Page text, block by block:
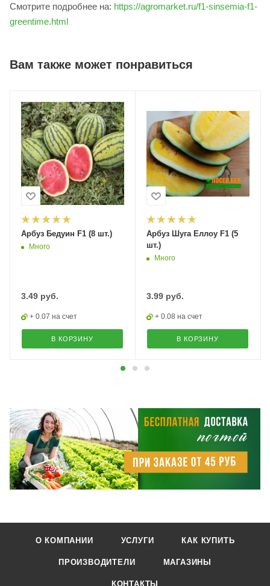
Смотрите подробнее на: https://agromarket.ru/f1-sinsemia-f1-
greentime.html
Вам также может понравиться
Арбуз Бедуин F1 (8 шт.)
Много
3.49 руб.
+ 0.07 на счет
В КОРЗИНУ
Арбуз Шуга Еллоу F1 (5
шт.)
Много
3.99 руб.
+ 0.08 на счет
В КОРЗИНУ
О КОМПАНИИ УСЛУГИ КАК КУПИТЬ
ПРОИЗВОДИТЕЛИ МАГАЗИНЫ
КОНТАКТЫ